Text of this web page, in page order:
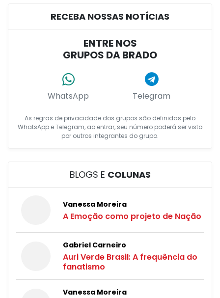
RECEBA NOSSAS NOTÍCIAS
ENTRE NOS
GRUPOS DA BRADO
WhatsApp Telegram
As regras de privacidade dos grupos são definidas pelo
WhatsApp e Telegram, ao entrar, seu número poderá ser visto
por outros integrantes do grupo.
BLOGS E COLUNAS
Vanessa Moreira
A Emoção como projeto de Nação
Gabriel Carneiro
Auri Verde Brasil: A frequência do
fanatismo
Vanessa Moreira